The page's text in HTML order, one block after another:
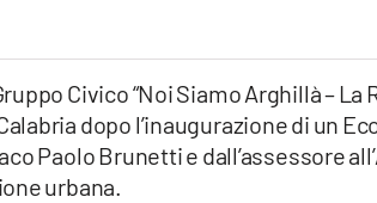
Civico “Noi Siamo Arghillà – La
dopo l’inaugurazione di un
Paolo Brunetti e dall’assessore
urbana.